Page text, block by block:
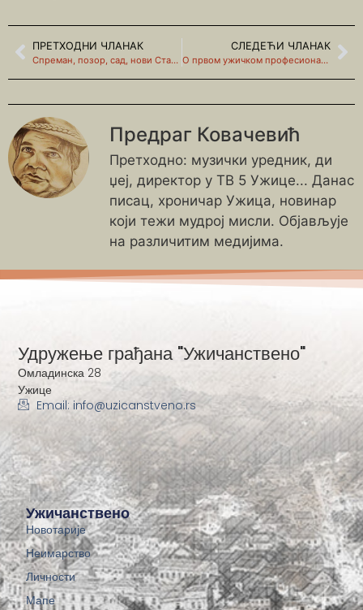
ПРЕТХОДНИ ЧЛАНАК
Спреман, позор, сад, нови Стари град
СЛЕДЕЋИ ЧЛАНАК
О првом ужичком професионалном глумцу
Предраг Ковачевић
Претходно: музички уредник, ди
џеј, директор у ТВ 5 Ужице... Данас
писац, хроничар Ужица, новинар
који тежи мудрој мисли. Објављује
на различитим медијима.
Ужичанствено
Новотарије
Неимарство
Личности
Мапе
Удружење грађана "Ужичанствено"
Омладинска 28
Ужице
Email: info@uzicanstveno.rs